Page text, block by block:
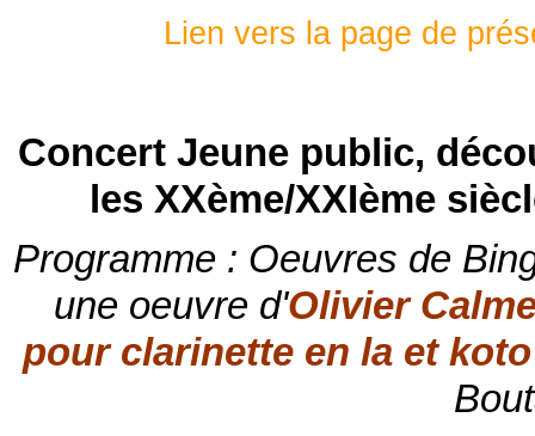
Lien vers la page de
Concert Jeune public,
les XXème/XXIème
Programme : Oeuvres de
une oeuvre d'Olivier
pour clarinette en la et